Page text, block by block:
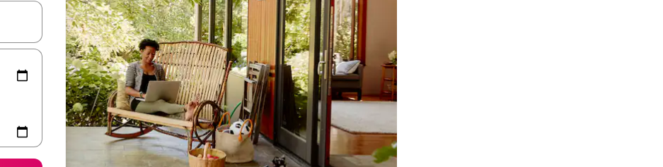
vers le haut et vers le bas pour les parcourir ou en appuyant et en faisant glisser.